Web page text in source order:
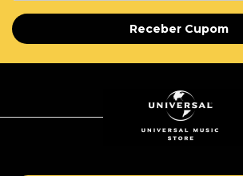
Receber Cupom